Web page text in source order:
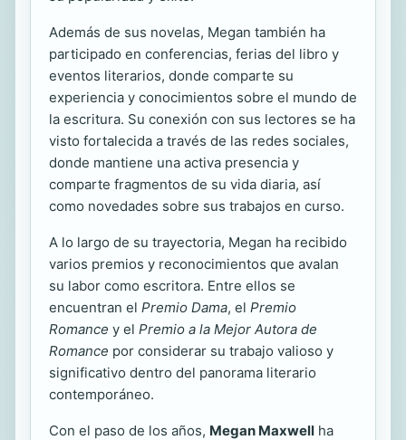
Además de sus novelas, Megan también ha
participado en conferencias, ferias del libro y
eventos literarios, donde comparte su
experiencia y conocimientos sobre el mundo de
la escritura. Su conexión con sus lectores se ha
visto fortalecida a través de las redes sociales,
donde mantiene una activa presencia y
comparte fragmentos de su vida diaria, así
como novedades sobre sus trabajos en curso.
A lo largo de su trayectoria, Megan ha recibido
varios premios y reconocimientos que avalan
su labor como escritora. Entre ellos se
encuentran el Premio Dama, el Premio
Romance y el Premio a la Mejor Autora de
Romance por considerar su trabajo valioso y
significativo dentro del panorama literario
contemporáneo.
Con el paso de los años, Megan Maxwell ha